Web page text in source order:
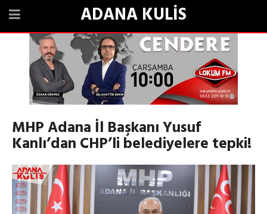
ADANA KULİS
MHP Adana İl Başkanı Yusuf
Kanlı’dan CHP’li belediyelere tepki!